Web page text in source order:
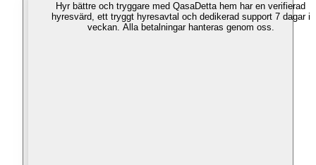
Hyr bättre och tryggare med QasaDetta hem har en verifierad
hyresvärd, ett tryggt hyresavtal och dedikerad support 7 dagar i
veckan. Alla betalningar hanteras genom oss.